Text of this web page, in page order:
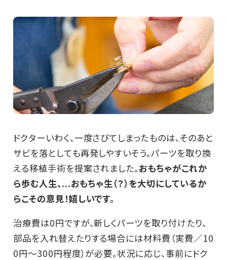
ドクターいわく、一度さびてしまったものは、そのあと
サビを落としても再発しやすいそう。パーツを取り換
える移植手術を提案されました。おもちゃがこれか
ら歩む人生、...おもちゃ生（？）を大切にしているか
らこその意見！嬉しいです。
治療費は0円ですが、新しくパーツを取り付けたり、
部品を入れ替えたりする場合には材料費（実費／10
0円～300円程度）が必要。状況に応じ、事前にドク